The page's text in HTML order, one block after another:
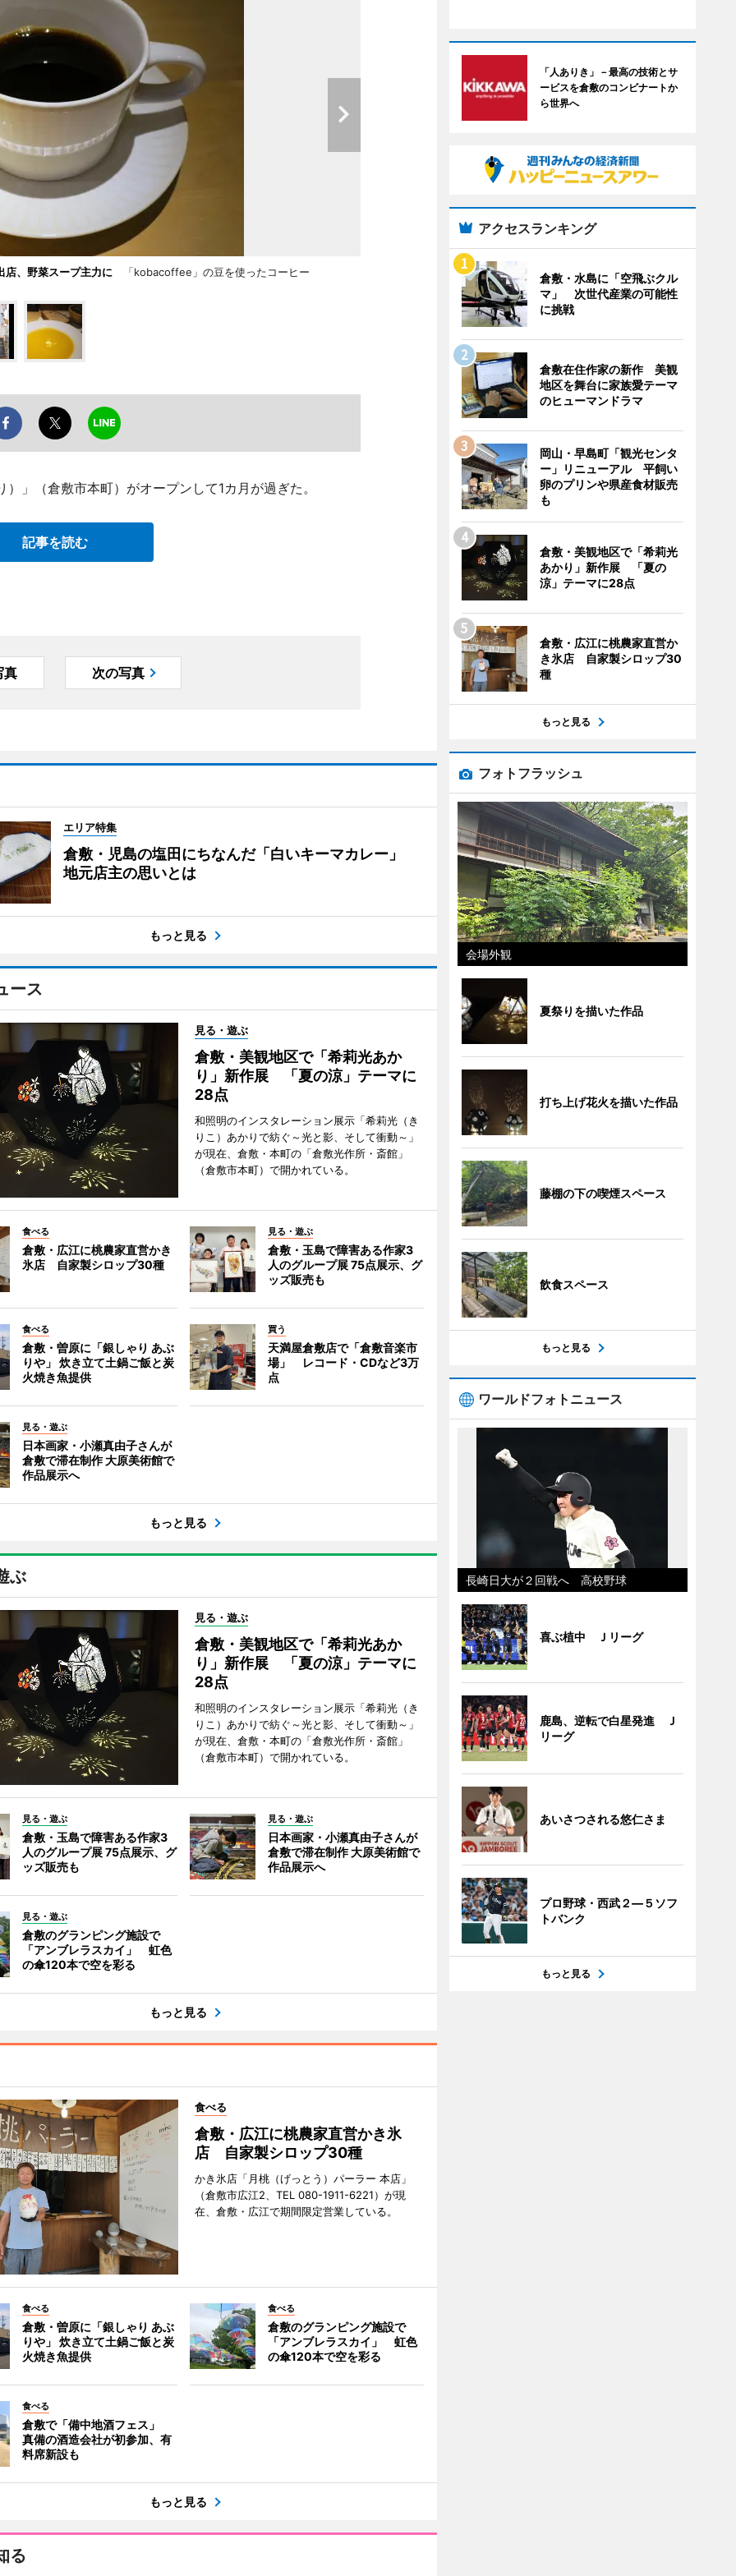
、野菜スープ主力に 「kobacoffee」の豆を使ったコーヒー
」（倉敷市本町）がオープンして1カ月が過ぎた。
記事を読む
真 次の写真
エリア特集
倉敷・児島の塩田にちなんだ「白いキーマカレー」
地元店主の思いとは
もっと見る
ース
見る・遊ぶ
倉敷・美観地区で「希莉光あか
り」新作展 「夏の涼」テーマに
28点
和照明のインスタレーション展示「希莉光（き
りこ）あかりで紡ぐ～光と影、そして衝動～」
が現在、倉敷・本町の「倉敷光作所・斎館」
（倉敷市本町）で開かれている。
食べる
倉敷・広江に桃農家直営かき
氷店 自家製シロップ30種
見る・遊ぶ
倉敷・玉島で障害ある作家3
人のグループ展 75点展示、グ
ッズ販売も
食べる
倉敷・曽原に「銀しゃり あぶ
りや」 炊き立て土鍋ご飯と炭
火焼き魚提供
買う
天満屋倉敷店で「倉敷音楽市
場」 レコード・CDなど3万
点
見る・遊ぶ
日本画家・小瀬真由子さんが
倉敷で滞在制作 大原美術館で
作品展示へ
もっと見る
ぶ
見る・遊ぶ
倉敷・美観地区で「希莉光あか
り」新作展 「夏の涼」テーマに
28点
和照明のインスタレーション展示「希莉光（き
りこ）あかりで紡ぐ～光と影、そして衝動～」
が現在、倉敷・本町の「倉敷光作所・斎館」
（倉敷市本町）で開かれている。
見る・遊ぶ
倉敷・玉島で障害ある作家3
人のグループ展 75点展示、グ
ッズ販売も
見る・遊ぶ
日本画家・小瀬真由子さんが
倉敷で滞在制作 大原美術館で
作品展示へ
見る・遊ぶ
倉敷のグランピング施設で
「アンブレラスカイ」 虹色
の傘120本で空を彩る
もっと見る
食べる
倉敷・広江に桃農家直営かき氷
店 自家製シロップ30種
かき氷店「月桃（げっとう）パーラー 本店」
（倉敷市広江2、TEL 080-1911-6221）が現
在、倉敷・広江で期間限定営業している。
食べる
倉敷・曽原に「銀しゃり あぶ
りや」 炊き立て土鍋ご飯と炭
火焼き魚提供
食べる
倉敷のグランピング施設で
「アンブレラスカイ」 虹色
の傘120本で空を彩る
食べる
倉敷で「備中地酒フェス」
真備の酒造会社が初参加、有
料席新設も
もっと見る
る
「人ありき」－最高の技術とサ
ービスを倉敷のコンビナートか
ら世界へ
アクセスランキング
倉敷・水島に「空飛ぶクル
マ」 次世代産業の可能性
に挑戦
倉敷在住作家の新作 美観
地区を舞台に家族愛テーマ
のヒューマンドラマ
岡山・早島町「観光センタ
ー」リニューアル 平飼い
卵のプリンや県産食材販売
も
倉敷・美観地区で「希莉光
あかり」新作展 「夏の
涼」テーマに28点
倉敷・広江に桃農家直営か
き氷店 自家製シロップ30
種
もっと見る
フォトフラッシュ
会場外観
夏祭りを描いた作品
打ち上げ花火を描いた作品
藤棚の下の喫煙スペース
飲食スペース
もっと見る
ワールドフォトニュース
長崎日大が２回戦へ 高校野球
喜ぶ植中 Ｊリーグ
鹿島、逆転で白星発進 Ｊ
リーグ
あいさつされる悠仁さま
プロ野球・西武２―５ソフ
トバンク
もっと見る